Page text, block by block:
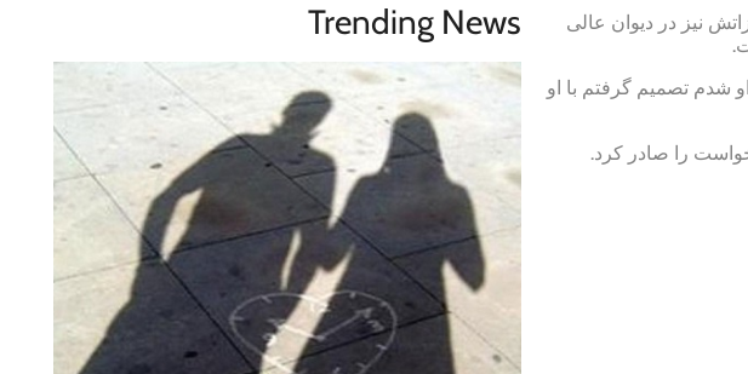
نیز در دیوان عالی
شدم تصمیم گرفتم با او
را صادر کرد.
Trending News